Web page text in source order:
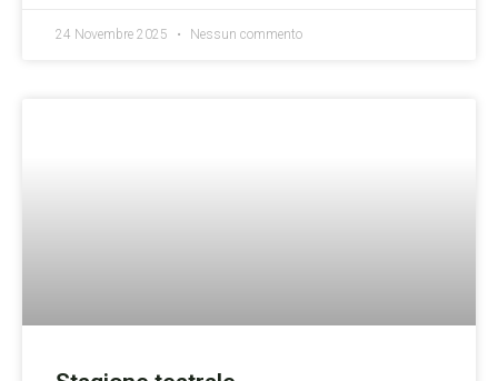
24 Novembre 2025 Nessun commento